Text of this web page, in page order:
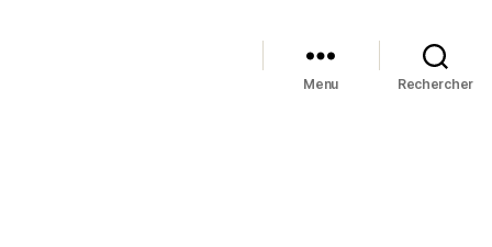
Menu Rechercher